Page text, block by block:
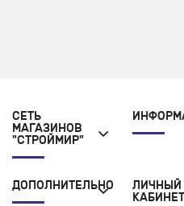
СЕТЬ
МАГАЗИНОВ
"СТРОЙМИР"
ДОПОЛНИТЕЛЬНО
ЛИЧНЫЙ
КАБИНЕТ